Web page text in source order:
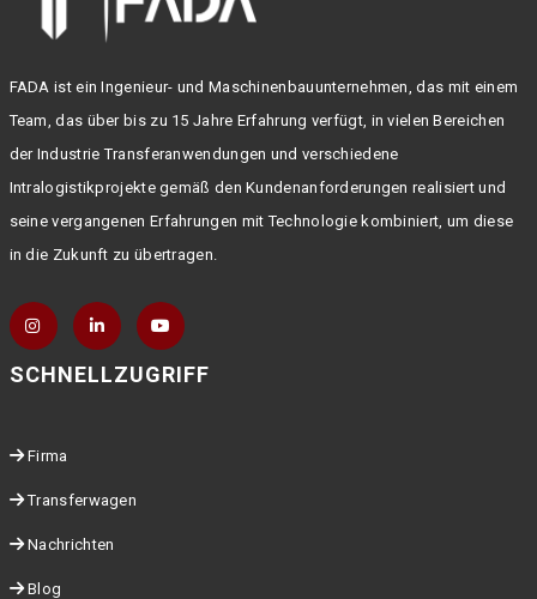
FADA ist ein Ingenieur- und Maschinenbauunternehmen, das mit einem
Team, das über bis zu 15 Jahre Erfahrung verfügt, in vielen Bereichen
der Industrie Transferanwendungen und verschiedene
Intralogistikprojekte gemäß den Kundenanforderungen realisiert und
seine vergangenen Erfahrungen mit Technologie kombiniert, um diese
in die Zukunft zu übertragen.
SCHNELLZUGRIFF
Firma
Transferwagen
Nachrichten
Blog